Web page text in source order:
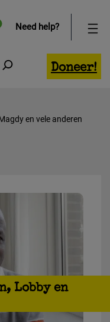
Doneer!
Need help?
en vele anderen
, Lobby en